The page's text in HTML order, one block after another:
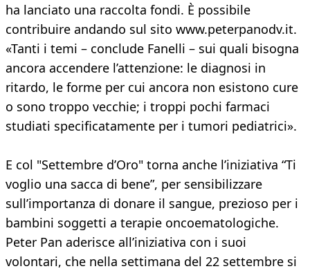
ha lanciato una raccolta fondi. È possibile
contribuire andando sul sito www.peterpanodv.it.
«Tanti i temi – conclude Fanelli – sui quali bisogna
ancora accendere l’attenzione: le diagnosi in
ritardo, le forme per cui ancora non esistono cure
o sono troppo vecchie; i troppi pochi farmaci
studiati specificatamente per i tumori pediatrici».
E col "Settembre d’Oro" torna anche l’iniziativa “Ti
voglio una sacca di bene”, per sensibilizzare
sull’importanza di donare il sangue, prezioso per i
bambini soggetti a terapie oncoematologiche.
Peter Pan aderisce all’iniziativa con i suoi
volontari, che nella settimana del 22 settembre si